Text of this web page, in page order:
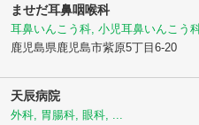
ませだ耳鼻咽喉科
耳鼻いんこう科, 小児耳鼻いんこう
鹿児島県鹿児島市紫原5丁目6-20
天辰病院
外科, 胃腸科, 眼科, ...